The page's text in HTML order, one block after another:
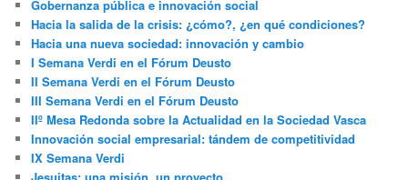
Gobernanza pública e innovación social
Hacia la salida de la crisis: ¿cómo?, ¿en qué condiciones?
Hacia una nueva sociedad: innovación y cambio
I Semana Verdi en el Fórum Deusto
II Semana Verdi en el Fórum Deusto
III Semana Verdi en el Fórum Deusto
IIº Mesa Redonda sobre la Actualidad en la Sociedad Vasca
Innovación social empresarial: tándem de competitividad
IX Semana Verdi